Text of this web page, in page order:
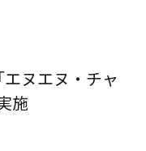
ヌエヌ・チャ
施